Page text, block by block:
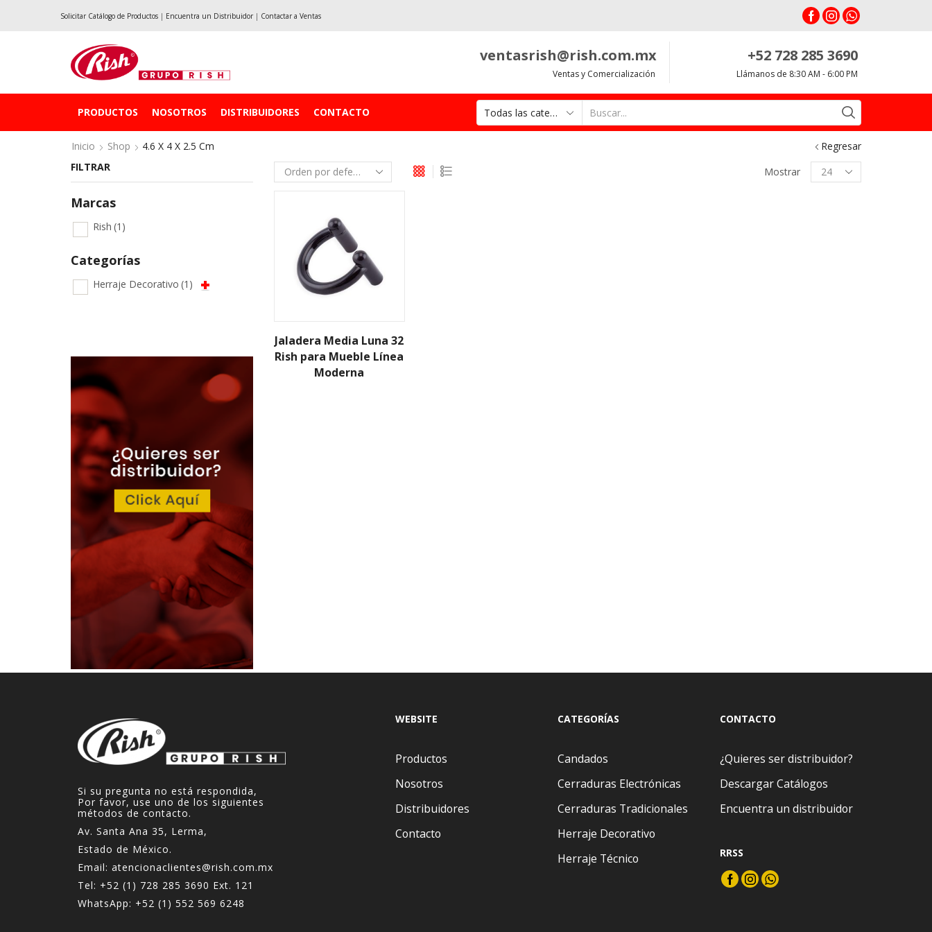
Solicitar Catálogo de Productos | Encuentra un Distribuidor | Contactar a Ventas
ventasrish@rish.com.mx
Ventas y Comercialización
+52 728 285 3690
Llámanos de 8:30 AM - 6:00 PM
PRODUCTOS NOSOTROS DISTRIBUIDORES CONTACTO
input
Inicio
Shop 4.6 X 4 X 2.5 Cm
Regresar
Mostrar
Productos
per
Jaladera Media Luna 32
Rish para Mueble Línea
Moderna
FILTRAR
Marcas
Rish (1)
Categorías
Herraje Decorativo (1)
Si su pregunta no está respondida,
Por favor, use uno de los siguientes
métodos de contacto.
Av. Santa Ana 35, Lerma,
Estado de México.
Email: atencionaclientes@rish.com.mx
Tel: +52 (1) 728 285 3690 Ext. 121
WhatsApp: +52 (1) 552 569 6248
WEBSITE
Productos
Nosotros
Distribuidores
Contacto
CATEGORÍAS
Candados
Cerraduras Electrónicas
Cerraduras Tradicionales
Herraje Decorativo
Herraje Técnico
CONTACTO
¿Quieres ser distribuidor?
Descargar Catálogos
Encuentra un distribuidor
RRSS